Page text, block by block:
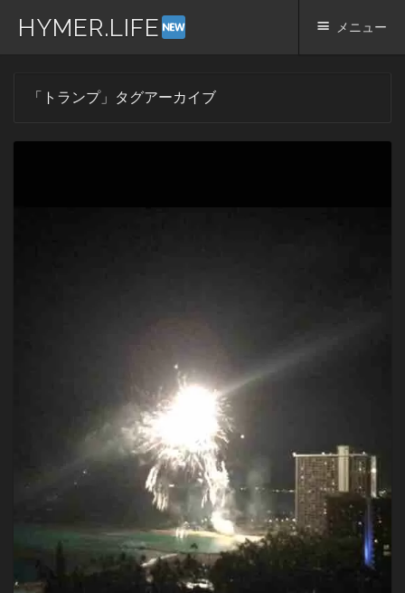
HYMER.LIFE メニュー
「 トランプ」タグアーカイブ